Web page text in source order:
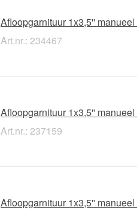
Afloopgarnituur 1x3,5''
Art.nr.: 234467
Afloopgarnituur 1x3,5''
Art.nr.: 237159
Afloopgarnituur 1x3,5''